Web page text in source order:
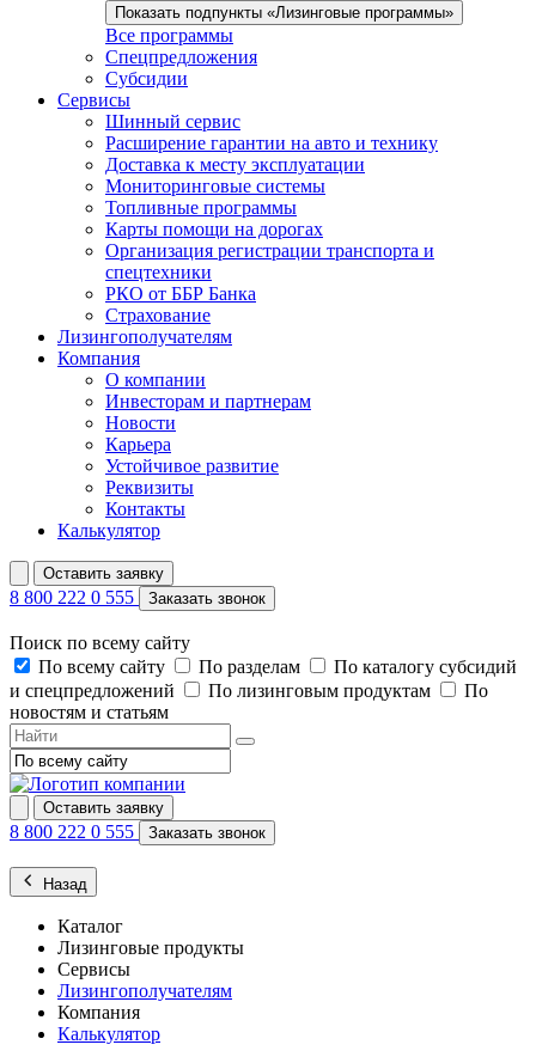
Показать подпункты «Лизинговые программы»
Все программы
Спецпредложения
Субсидии
Сервисы
Шинный сервис
Расширение гарантии на авто и технику
Доставка к месту эксплуатации
Мониторинговые системы
Топливные программы
Карты помощи на дорогах
Организация регистрации транспорта и
спецтехники
РКО от ББР Банка
Страхование
Лизингополучателям
Компания
О компании
Инвесторам и партнерам
Новости
Карьера
Устойчивое развитие
Реквизиты
Контакты
Калькулятор
Оставить заявку
8 800 222 0 555 Заказать звонок
Поиск по всему сайту
По всему сайту
По разделам
По каталогу субсидий
и спецпредложений
По лизинговым продуктам
По
новостям и статьям
Оставить заявку
8 800 222 0 555 Заказать звонок
Назад
Каталог
Лизинговые продукты
Сервисы
Лизингополучателям
Компания
Калькулятор